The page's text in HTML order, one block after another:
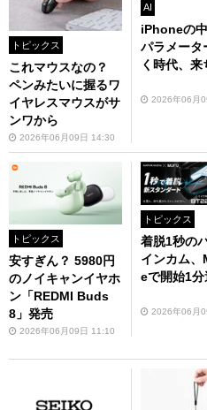
トピックス
これマウスなの？
ペンみたいに握るワ
イヤレスマウスがサ
ンワから
2026年06月09日 14:30
AI
iPhoneの
パラメータ
く時代、来
2026年06月
トピックス
安すぎん？ 5980円
のノイキャンイヤホ
ン「REDMI Buds
8」発売
2026年06月09日 11:10
トピックス
着脱1秒の
インカム
eで開始1分
2026年06月